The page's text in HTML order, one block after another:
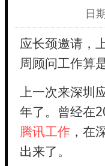
日
应长颈邀请，
周顾问工作算
上一次来深圳
年了。曾经在
腾讯工作 ，在
出来了。